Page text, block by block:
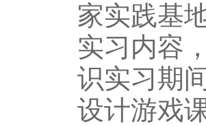
家实践基
实习内容
识实习期
设计游戏